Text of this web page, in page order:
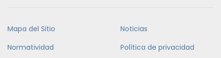
Mapa del Sitio
Noticias
Normatividad
Política de privacidad